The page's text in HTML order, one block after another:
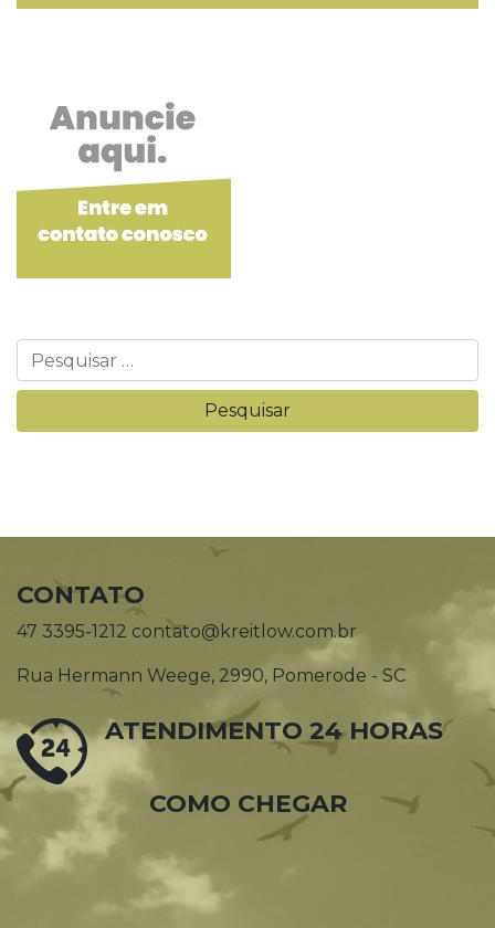
CONTATO
47 3395-1212 contato@kreitlow.com.br
Rua Hermann Weege, 2990, Pomerode - SC
ATENDIMENTO 24 HORAS
COMO CHEGAR